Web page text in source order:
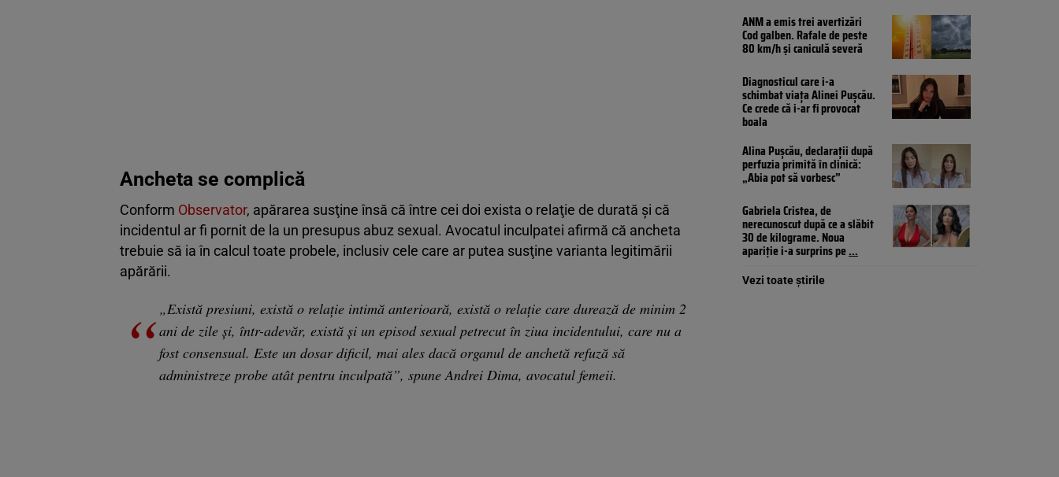
Ancheta se complică
Conform Observator, apărarea susţine însă că între cei doi exista o relaţie de durată şi că
incidentul ar fi pornit de la un presupus abuz sexual. Avocatul inculpatei afirmă că ancheta
trebuie să ia în calcul toate probele, inclusiv cele care ar putea susţine varianta legitimării
apărării.
„Există presiuni, există o relație intimă anterioară, există o relație care durează de minim 2
ani de zile și, într-adevăr, există și un episod sexual petrecut în ziua incidentului, care nu a
fost consensual. Este un dosar dificil, mai ales dacă organul de anchetă refuză să
administreze probe atât pentru inculpată”, spune Andrei Dima, avocatul femeii.
ANM a emis trei avertizări
Cod galben. Rafale de peste
80 km/h și caniculă severă
Diagnosticul care i-a
schimbat viața Alinei Pușcău.
Ce crede că i-ar fi provocat
boala
Alina Pușcău, declarații după
perfuzia primită în clinică:
„Abia pot să vorbesc”
Gabriela Cristea, de
nerecunoscut după ce a slăbit
30 de kilograme. Noua
apariție i-a surprins pe...
Vezi toate știrile